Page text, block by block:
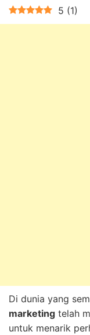
5 (1)
Di dunia yang
marketing telah
untuk menarik